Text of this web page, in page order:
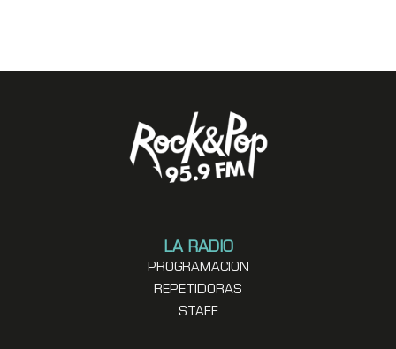
LA RADIO
PROGRAMACION
REPETIDORAS
STAFF